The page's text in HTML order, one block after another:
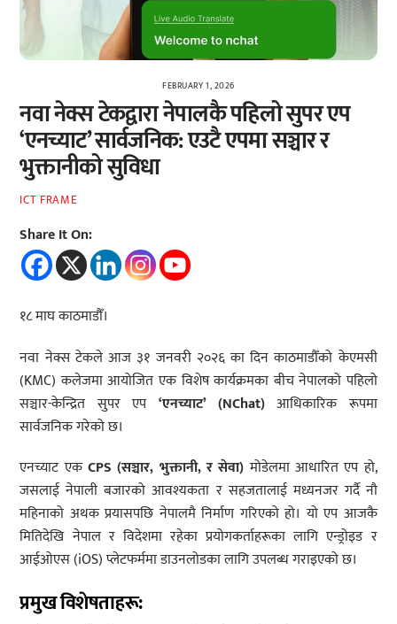
FEBRUARY 1, 2026
नवा नेक्स टेकद्वारा नेपालकै पहिलो सुपर एप
‘एनच्याट’ सार्वजनिक: एउटै एपमा सञ्चार र
भुक्तानीको सुविधा
ICT FRAME
Share It On:
१८ माघ काठमाडौँ।
नवा नेक्स टेकले आज ३१ जनवरी २०२६ का दिन काठमाडौँको केएमसी
(KMC) कलेजमा आयोजित एक विशेष कार्यक्रमका बीच नेपालको पहिलो
सञ्चार-केन्द्रित सुपर एप ‘एनच्याट’ (NChat)आधिकारिक रूपमा
सार्वजनिक गरेको छ।
एनच्याट एकCPS (सञ्चार, भुक्तानी, र सेवा) मोडेलमा आधारित एप हो,
जसलाई नेपाली बजारको आवश्यकता र सहजतालाई मध्यनजर गर्दै नौ
महिनाको अथक प्रयासपछि नेपालमै निर्माण गरिएको हो। यो एप आजकै
मितिदेखि नेपाल र विदेशमा रहेका प्रयोगकर्ताहरूका लागि एन्ड्रोइड र
आईओएस (iOS) प्लेटफर्ममा डाउनलोडका लागि उपलब्ध गराइएको छ।
प्रमुख विशेषताहरू: